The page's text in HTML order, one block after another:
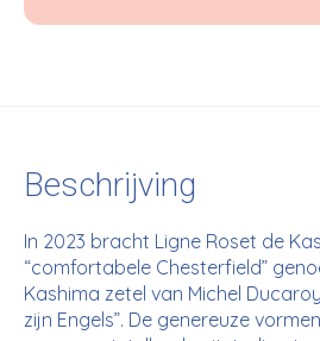
Beschrijving
In 2023 bracht Ligne Roset de
“comfortabele Chesterfield”
Kashima zetel van Michel
zijn Engels”. De genereuze